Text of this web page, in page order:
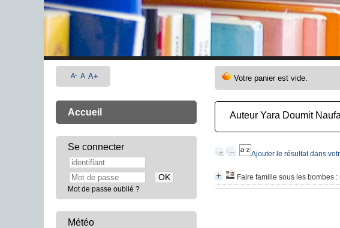
Auteur Yara Doumit Naufal
Ajouter le résultat dans
Faire famille sous les bombes:
A- A A+
Accueil
Se connecter
Mot de passe oublié ?
Météo